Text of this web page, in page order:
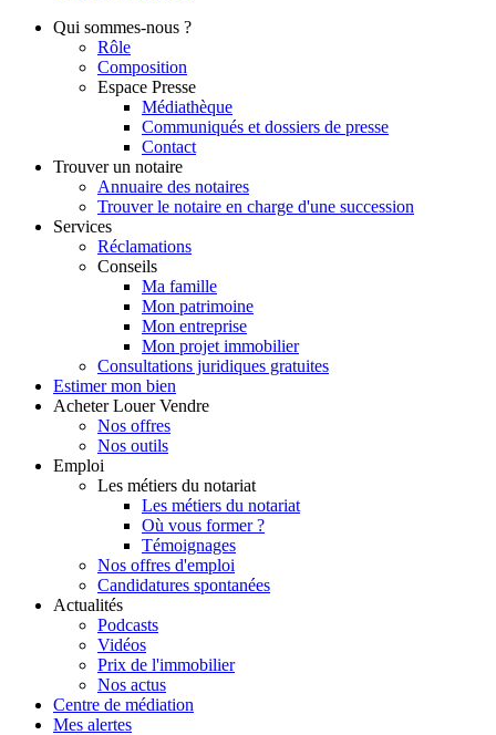
Qui sommes-nous ?
Rôle
Composition
Espace Presse
Médiathèque
Communiqués et dossiers de presse
Contact
Trouver un notaire
Annuaire des notaires
Trouver le notaire en charge d'une succession
Services
Réclamations
Conseils
Ma famille
Mon patrimoine
Mon entreprise
Mon projet immobilier
Consultations juridiques gratuites
Estimer mon bien
Acheter Louer Vendre
Nos offres
Nos outils
Emploi
Les métiers du notariat
Les métiers du notariat
Où vous former ?
Témoignages
Nos offres d'emploi
Candidatures spontanées
Actualités
Podcasts
Vidéos
Prix de l'immobilier
Nos actus
Centre de médiation
Mes alertes